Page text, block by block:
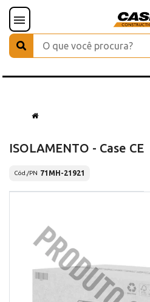
ISOLAMENTO - Case CE
Cód./PN 71MH-21921